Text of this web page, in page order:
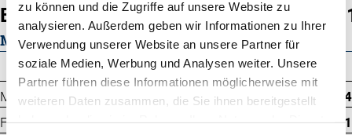
zu können und die Zugriffe auf unsere Website zu
analysieren. Außerdem geben wir Informationen zu Ihrer
Verwendung unserer Website an unsere Partner für
soziale Medien, Werbung und Analysen weiter. Unsere
Partner führen diese Informationen möglicherweise mit
weiteren Daten zusammen, die Sie ihnen bereitgestellt
EXT. ges. 111 % Si.
MILCHLEISTUNG
Milch kg
+984
Fett %
-0.01